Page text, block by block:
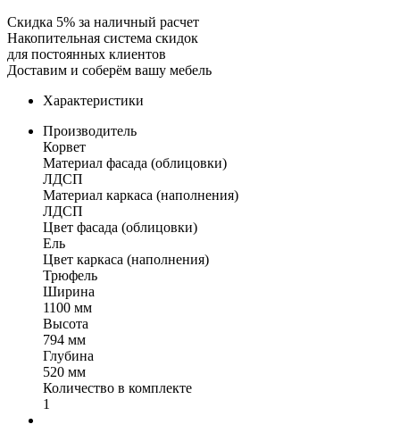
Скидка 5% за наличный расчет
Накопительная система скидок
для постоянных клиентов
Доставим и соберём вашу мебель
Характеристики
Производитель
Корвет
Материал фасада (облицовки)
ЛДСП
Материал каркаса (наполнения)
ЛДСП
Цвет фасада (облицовки)
Ель
Цвет каркаса (наполнения)
Трюфель
Ширина
1100 мм
Высота
794 мм
Глубина
520 мм
Количество в комплекте
1